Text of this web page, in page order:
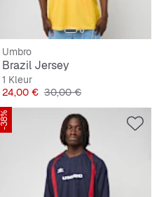
Umbro
Brazil Jersey
1 Kleur
Prijs
24,00 € Originele Prijs
30,00 €
-38%